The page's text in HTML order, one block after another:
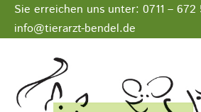
Zum
Inhalt
Sie erreichen uns unter: 0711 – 672
info@tierarzt-bendel.de
Stellenangebote
Impressum